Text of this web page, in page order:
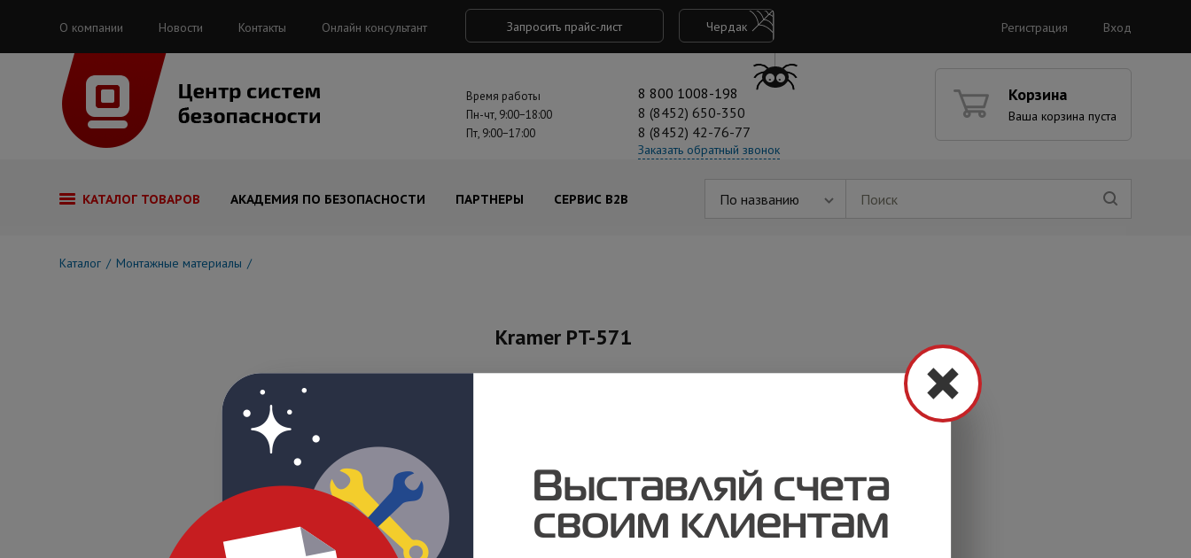
О компании Новости Контакты Онлайн консультант Запросить прайс-лист Чердак Регистрация Вход
Время работы
Пн-чт, 9:00−18:00
Пт, 9:00−17:00
8 800 1008-198
8 (8452) 650-350
8 (8452) 42-76-77
Заказать обратный звонок
Корзина
Ваша корзина пуста
КАТАЛОГ ТОВАРОВ АКАДЕМИЯ ПО БЕЗОПАСНОСТИ ПАРТНЕРЫ СЕРВИС B2B По названию
Каталог Монтажные материалы
Kramer PT-571